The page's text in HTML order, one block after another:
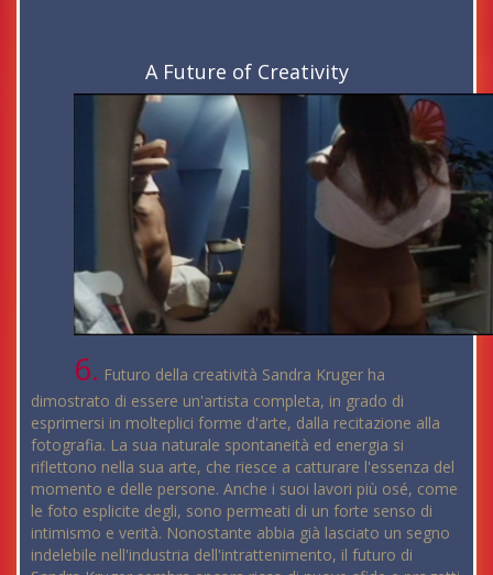
A Future of Creativity
6. Futuro della creatività Sandra Kruger ha
dimostrato di essere un'artista completa, in grado di
esprimersi in molteplici forme d'arte, dalla recitazione alla
fotografia. La sua naturale spontaneità ed energia si
riflettono nella sua arte, che riesce a catturare l'essenza del
momento e delle persone. Anche i suoi lavori più osé, come
le foto esplicite degli, sono permeati di un forte senso di
intimismo e verità. Nonostante abbia già lasciato un segno
indelebile nell'industria dell'intrattenimento, il futuro di